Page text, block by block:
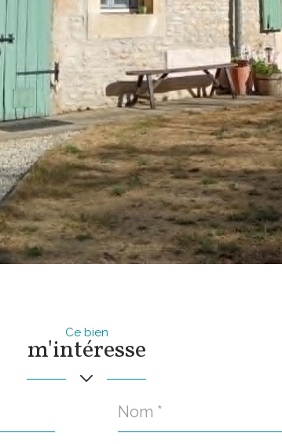
Ce bien
m'intéresse
Nom